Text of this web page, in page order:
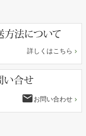
詳しくはこちら
email お問い合わせ